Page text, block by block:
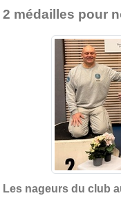
2 médailles pour
Les nageurs du club